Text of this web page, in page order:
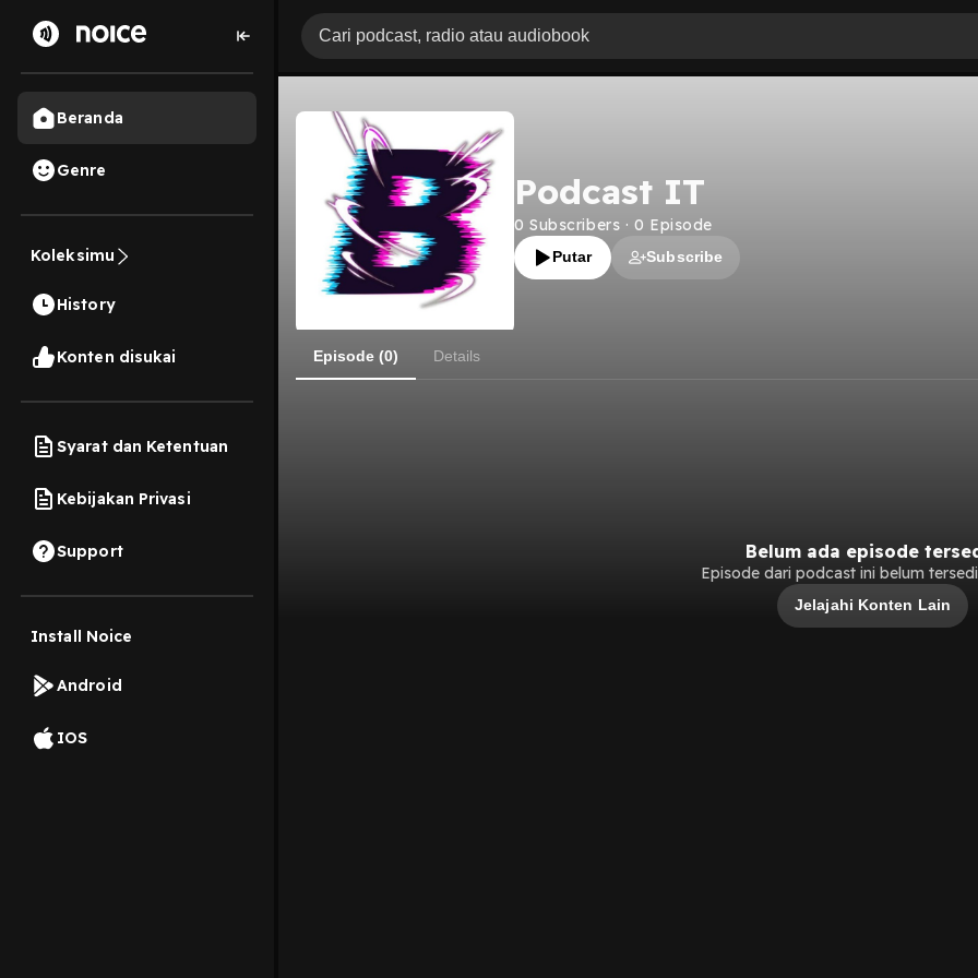
Beranda
Genre
Koleksimu
History
Konten disukai
Syarat dan Ketentuan
Kebijakan Privasi
Support
Install Noice
Android
IOS
Podcast IT
0 Subscribers · 0 Episode
Putar Subscribe
Episode (0) Details
Belum ada episode
Episode dari podcast ini belum
Jelajahi Konten Lain